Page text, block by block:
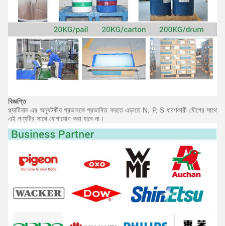
বিজ্ঞপ্তি
প্ল্যাটিনাম এর অনুঘটকীয় প্রভাবকে প্রভাবিত করতে এড়াতে N, P, S ধারণকারী যৌগের সাথে
এই পণ্যটির সাথে যোগাযোগ করা যাবে না।